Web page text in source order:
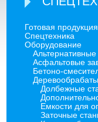
Готовая продукция
Спецтехника
Оборудование
Альтернативные
Асфальтовые
Бетоно-
Долбежные
Емкости для
Заточные